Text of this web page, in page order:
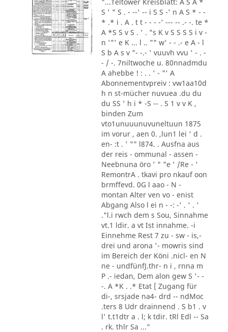
S ' " S . - --' -- i S S -' n A S * - -
* .* i . A . t t - - - -' --- -- .- -. te *
A *S S v S . ' . "s K v S S S S i v -
n '"' e K ... l .. "" w' - - .- e A - l
S b A s v "- -.- ' vuuvh vvu ' - . -
- / -. 7niltwoche u. 80nnadmdu
A ahebbe ! : . . ' - "' A
Abonnementvpreiv : vw1aa10d
h n st-mücher nuvuea .du du
du SS ' h i * -S -- . S 1 v v K ,
binden Zum
vto1unuuunuvuneltuun 1875
im vorur , aen 0. ,lun1 lei ' d .
en- :t . ' "" l874. . Ausfna aus
der reis - ommunal - assen -
Neebnuna öro ' " "e ' /Re - '
RemontrA . tkavi pro nkauf oon
brmffevd. 0G l aao - N -
montan Alter ven vo - enist
Abgang Also l ei n - -: -' . ' . '
."l.i rwch dem s Sou, Sinnahme
vt.1 ldir. a vt Ist innahme. -i
Einnehme Rest 7 zu - sw - is,-
drei und arona '- mowris sind
im Bereich der Köni .nicl- en N
ne - undfünfJ.thr- n i , rnna m
P .- iedan, Dem alon gew S '- -
-. A *K . .* Etat [ Zugang für
di-, srsjade na4- drd -- ndMoc
.ters 8 Udr drainnend . S b1 . v
l' t.t1dtr a . l; k tdir. tRl Edl -- Sa
. rk. thlr Sa ..."